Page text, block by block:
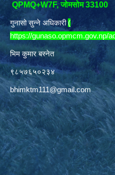
QPMQ+W7F, जोमसोम 33100
गुनासो सुन्ने अधिकारी (
https://gunaso.opmcm.gov.np/
भिम कुमार बस्नेत
९८५७६५०२३४
bhimktm111@gmail.com